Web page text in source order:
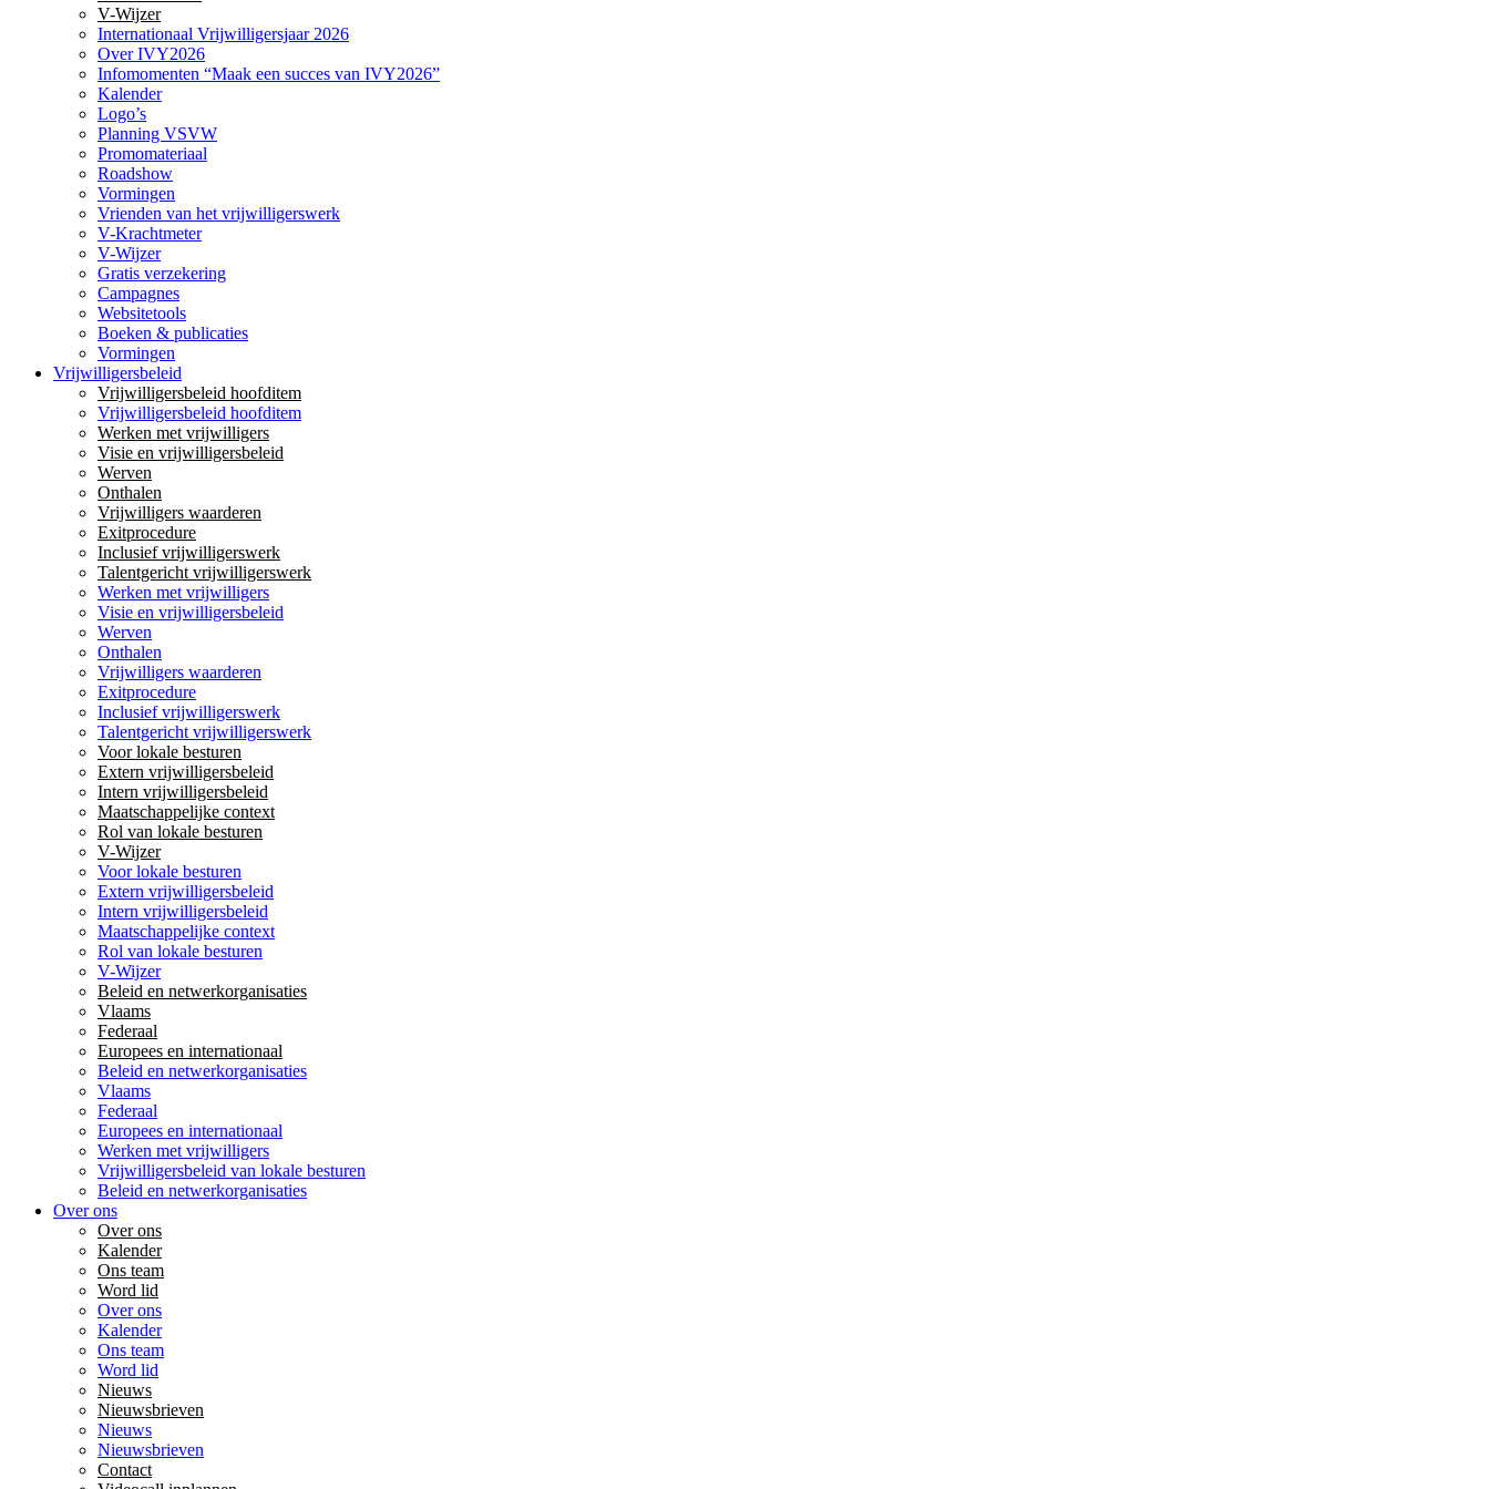
V-Wijzer
Internationaal Vrijwilligersjaar 2026
Over IVY2026
Infomomenten “Maak een succes van IVY2026”
Kalender
Logo’s
Planning VSVW
Promomateriaal
Roadshow
Vormingen
Vrienden van het vrijwilligerswerk
V-Krachtmeter
V-Wijzer
Gratis verzekering
Campagnes
Websitetools
Boeken & publicaties
Vormingen
Vrijwilligersbeleid
Vrijwilligersbeleid hoofditem
Vrijwilligersbeleid hoofditem
Werken met vrijwilligers
Visie en vrijwilligersbeleid
Werven
Onthalen
Vrijwilligers waarderen
Exitprocedure
Inclusief vrijwilligerswerk
Talentgericht vrijwilligerswerk
Werken met vrijwilligers
Visie en vrijwilligersbeleid
Werven
Onthalen
Vrijwilligers waarderen
Exitprocedure
Inclusief vrijwilligerswerk
Talentgericht vrijwilligerswerk
Voor lokale besturen
Extern vrijwilligersbeleid
Intern vrijwilligersbeleid
Maatschappelijke context
Rol van lokale besturen
V-Wijzer
Voor lokale besturen
Extern vrijwilligersbeleid
Intern vrijwilligersbeleid
Maatschappelijke context
Rol van lokale besturen
V-Wijzer
Beleid en netwerkorganisaties
Vlaams
Federaal
Europees en internationaal
Beleid en netwerkorganisaties
Vlaams
Federaal
Europees en internationaal
Werken met vrijwilligers
Vrijwilligersbeleid van lokale besturen
Beleid en netwerkorganisaties
Over ons
Over ons
Kalender
Ons team
Word lid
Over ons
Kalender
Ons team
Word lid
Nieuws
Nieuwsbrieven
Nieuws
Nieuwsbrieven
Contact